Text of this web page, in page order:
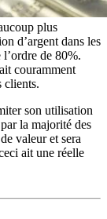
plus
d’argent dans les
de 80%.
couramment
clients.
son utilisation
la majorité des
valeur et sera
ait une réelle